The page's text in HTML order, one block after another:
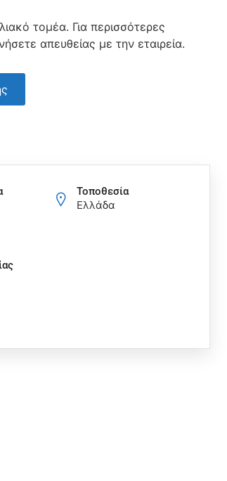
τομέα. Για περισσότερες
απευθείας με την εταιρεία.
Τοποθεσία
Ελλάδα